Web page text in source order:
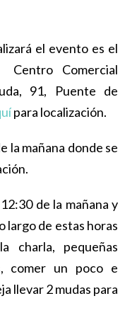
el evento es el
Centro Comercial
91, Puente de
para localización.
la mañana donde se
de la mañana y
largo de estas horas
charla, pequeñas
comer un poco e
llevar 2 mudas para